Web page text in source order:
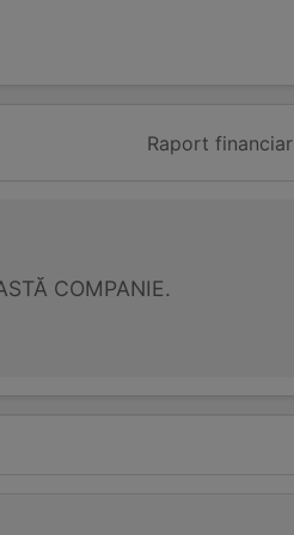
Raport financiar
COMPANIE.